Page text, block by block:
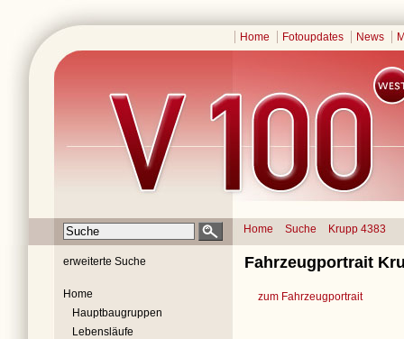
Home Fotoupdates News
Home Suche Krupp 4383
erweiterte Suche
Home
Hauptbaugruppen
Lebensläufe
Fahrzeugportrait
zum Fahrzeugportrait